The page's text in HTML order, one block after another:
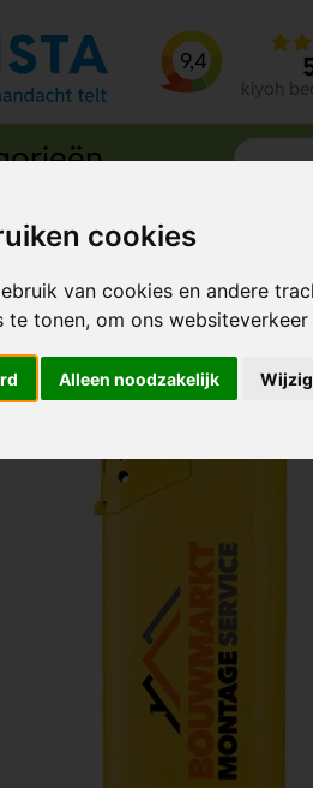
cookies
van cookies en andere
te tonen, om ons
Alleen noodzakelijk
9,4
kiyoh
Aansteker Go Piezo
Piezo